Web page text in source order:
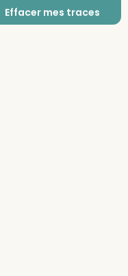
Effacer mes traces